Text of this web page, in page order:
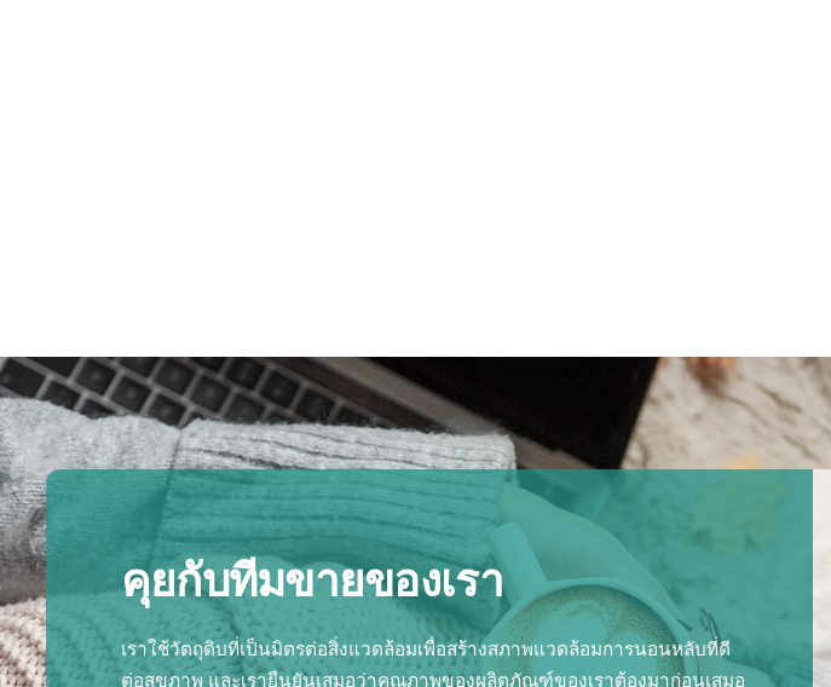
คุยกับทีมขายของเรา
เราใช้วัตถุดิบที่เป็นมิตรต่อสิ่งแวดล้อมเพื่อสร้างสภาพแวดล้อมการนอนหลับที่ดี
ต่อสุขภาพ และเรายืนยันเสมอว่าคุณภาพของผลิตภัณฑ์ของเราต้องมาก่อนเสมอ